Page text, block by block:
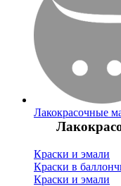
Лакокрасочные
Краски и эмали
Краски в
Краски и эмали